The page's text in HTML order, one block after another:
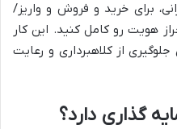
برای خرید و فروش و واریز/
هویت رو کامل کنید. این کار
از کلاهبرداری و رعایت
گذاری دارد؟